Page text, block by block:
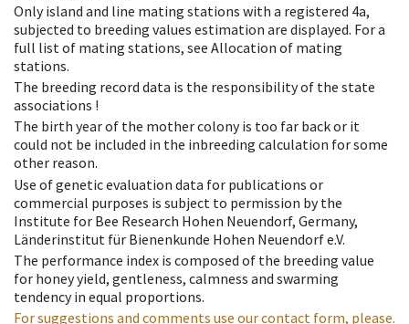
Only island and line mating stations with a registered 4a,
subjected to breeding values estimation are displayed. For a
full list of mating stations, see Allocation of mating
stations.
The breeding record data is the responsibility of the state
associations !
The birth year of the mother colony is too far back or it
could not be included in the inbreeding calculation for some
other reason.
Use of genetic evaluation data for publications or
commercial purposes is subject to permission by the
Institute for Bee Research Hohen Neuendorf, Germany,
Länderinstitut für Bienenkunde Hohen Neuendorf e.V.
The performance index is composed of the breeding value
for honey yield, gentleness, calmness and swarming
tendency in equal proportions.
For suggestions and comments use our contact form, please.